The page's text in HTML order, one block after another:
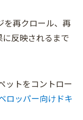
を再クロール、再
反映されるまで
トをコントロー
ロッパー向けドキ